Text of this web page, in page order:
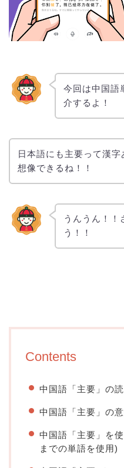
今回は中国語
介するよ！
日本語にも主要って漢
想像できるね！！
うんうん！！
う！！
Contents
中国語「主要」の
中国語「主要」の
中国語「主要」を
までの単語を使用)